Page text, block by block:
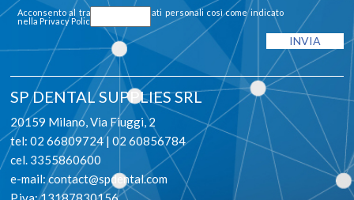
Acconsento al trattamento dei dati personali così come indicato
nella Privacy Policy
SP DENTAL SUPPLIES SRL
20159 Milano, Via Fiuggi, 2
tel: 02 66809724 | 02 60856784
cel. 3355860600
e-mail:contact@spdental.com